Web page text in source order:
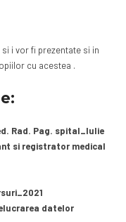
i vor fi prezentate si in
cu acestea .
Rad. Pag. spital_Iulie
si registrator medical
datelor